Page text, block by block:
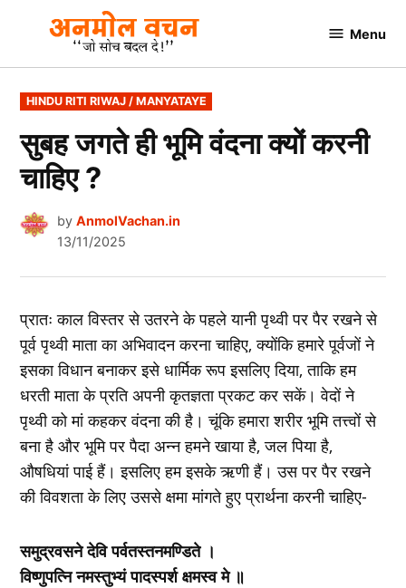
content
AnmolVachan.in
Menu
POSTED
IN
HINDU RITI RIWAJ / MANYATAYE
सुबह जगते ही भूमि वंदना क्यों करनी
चाहिए ?
by AnmolVachan.in
13/11/2025
प्रातः काल विस्तर से उतरने के पहले यानी पृथ्वी पर पैर रखने से
पूर्व पृथ्वी माता का अभिवादन करना चाहिए, क्योंकि हमारे पूर्वजों ने
इसका विधान बनाकर इसे धार्मिक रूप इसलिए दिया, ताकि हम
धरती माता के प्रति अपनी कृतज्ञता प्रकट कर सकें। वेदों ने
पृथ्वी को मां कहकर वंदना की है। चूंकि हमारा शरीर भूमि तत्त्वों से
बना है और भूमि पर पैदा अन्न हमने खाया है, जल पिया है,
औषधियां पाई हैं। इसलिए हम इसके ऋणी हैं। उस पर पैर रखने
की विवशता के लिए उससे क्षमा मांगते हुए प्रार्थना करनी चाहिए-
समुद्रवसने देवि पर्वतस्तनमण्डिते ।
विष्णुपत्नि नमस्तुभ्यं पादस्पर्श क्षमस्व मे ॥